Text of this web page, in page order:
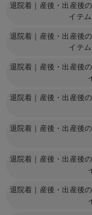
退院着｜産後・出産後
イテ
退院着｜産後・出産後
イテ
退院着｜産後・出産後
退院着｜産後・出産後
退院着｜産後・出産後
退院着｜産後・出産後
退院着｜産後・出産後